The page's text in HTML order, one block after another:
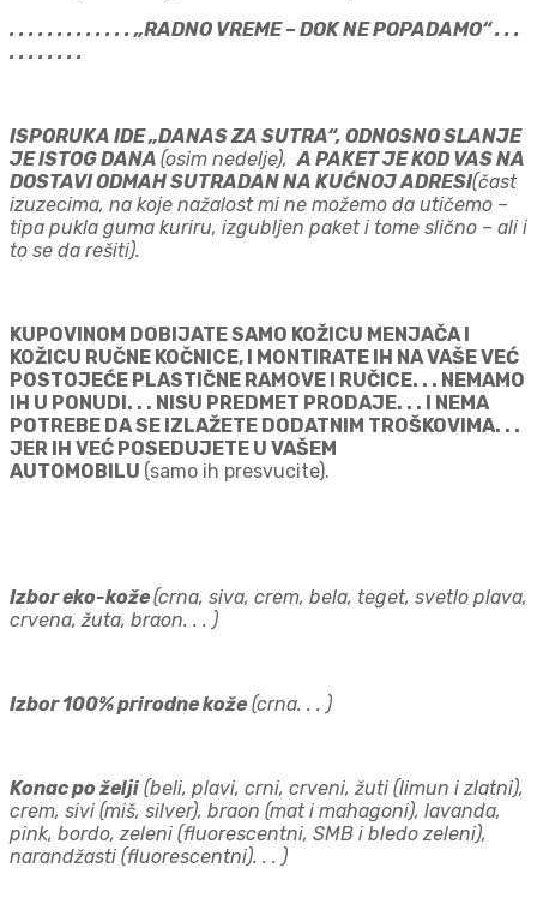
. . . . . . . . . . . . . „RADNO VREME – DOK NE POPADAMO“ . . .
. . . . . . . .
ISPORUKA IDE „DANAS ZA SUTRA“, ODNOSNO SLANJE
JE ISTOG DANA (osim nedelje),A PAKET JE KOD VAS NA
DOSTAVI ODMAH SUTRADAN NA KUĆNOJ ADRESI(čast
izuzecima, na koje nažalost mi ne možemo da utičemo –
tipa pukla guma kuriru, izgubljen paket i tome slično – ali i
to se da rešiti).
KUPOVINOM DOBIJATE SAMO KOŽICU MENJAČA I
KOŽICU RUČNE KOČNICE, I MONTIRATE IH NA VAŠE VEĆ
POSTOJEĆE PLASTIČNE RAMOVE I RUČICE. . . NEMAMO
IH U PONUDI. . . NISU PREDMET PRODAJE. . . I NEMA
POTREBE DA SE IZLAŽETE DODATNIM TROŠKOVIMA. . .
JER IH VEĆ POSEDUJETE U VAŠEM
AUTOMOBILU (samo ih presvucite).
Izbor eko-kože(crna, siva, crem, bela, teget, svetlo plava,
crvena, žuta, braon. . . )
Izbor 100% prirodne kože (crna. . . )
Konac po želji (beli, plavi, crni, crveni, žuti (limun i zlatni),
crem, sivi (miš, silver), braon (mat i mahagoni), lavanda,
pink, bordo, zeleni (fluorescentni, SMB i bledo zeleni),
narandžasti (fluorescentni). . . )